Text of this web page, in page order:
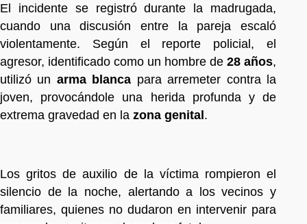
El incidente se registró durante la madrugada,
cuando una discusión entre la pareja escaló
violentamente. Según el reporte policial, el
agresor, identificado como un hombre de 28 años,
utilizó un arma blanca para arremeter contra la
joven, provocándole una herida profunda y de
extrema gravedad en la zona genital.
Los gritos de auxilio de la víctima rompieron el
silencio de la noche, alertando a los vecinos y
familiares, quienes no dudaron en intervenir para